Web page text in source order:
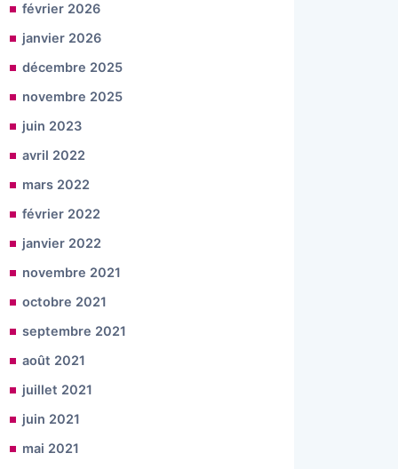
février 2026
janvier 2026
décembre 2025
novembre 2025
juin 2023
avril 2022
mars 2022
février 2022
janvier 2022
novembre 2021
octobre 2021
septembre 2021
août 2021
juillet 2021
juin 2021
mai 2021